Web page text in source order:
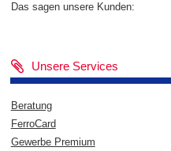
Das sagen unsere Kunden:
Unsere Services
Beratung
FerroCard
Gewerbe Premium